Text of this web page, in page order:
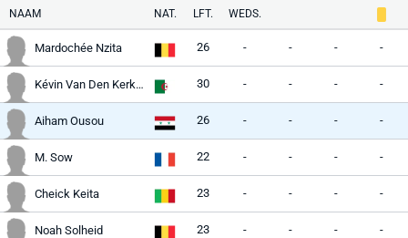
NAAM NAT. LFT. WEDS.
Mardochée Nzita 26 - - - -
Kévin Van Den Kerkhof 30 - - - -
Aiham Ousou 26 - - - -
M. Sow 22 - - - -
Cheick Keita 23 - - - -
Noah Solheid 23 - - - -